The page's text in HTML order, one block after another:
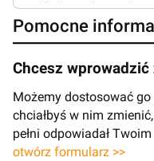
Pomocne
Chcesz
Możemy dostosować
chciałbyś w nim
pełni odpowiadał
otwórz formularz >>